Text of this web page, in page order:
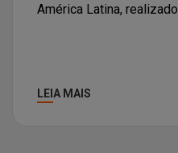
América Latina, realizado
LEIA MAIS